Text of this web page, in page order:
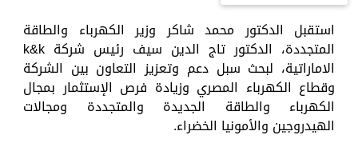
استقبل الدكتور محمد شاكر وزير الكهرباء والطاقة
المتجددة، الدكتور تاج الدين سيف رئيس شركة k&k
الاماراتية، لبحث سبل دعم وتعزيز التعاون بين الشركة
وقطاع الكهرباء المصري وزيادة فرص الإستثمار بمجال
الكهرباء والطاقة الجديدة والمتجددة ومجالات
الهيدروجين والأمونيا الخضراء.